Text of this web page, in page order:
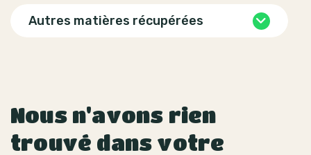
Autres matières récupérées
Nous n'avons rien
trouvé dans votre